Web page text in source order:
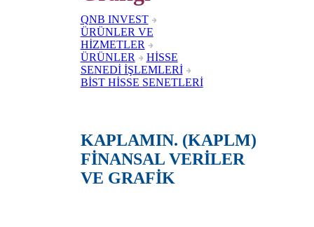
QNB INVEST
ÜRÜNLER VE
HİZMETLER
ÜRÜNLER
HİSSE
SENEDİ İŞLEMLERİ
BİST HİSSE SENETLERİ
KAPLAMIN. (KAPLM)
FİNANSAL VERİLER
VE GRAFİK